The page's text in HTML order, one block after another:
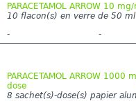
PARACETAMOL ARROW 10
10 flacon(s) en verre de 50 ml
-
-
PARACETAMOL ARROW
dose
8 sachet(s)-dose(s) papier